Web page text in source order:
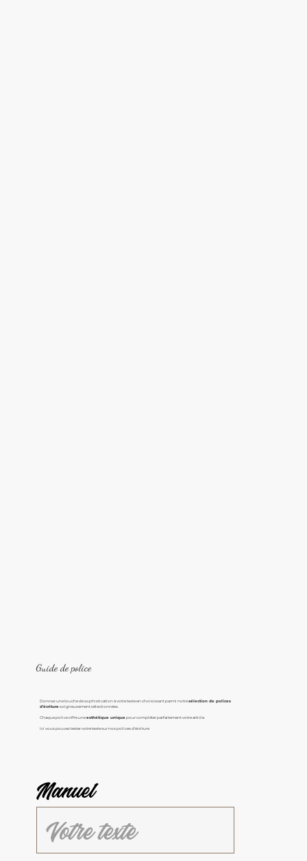
Guide de police
Donnez une touche de sophistication à votre texte en choisissant parmi notresélection de polices
d'écrituresoigneusement sélectionnées.
Chaque police offre uneesthétique uniquepour compléter parfaitement votre article.
Ici vous pouvez tester votre texte sur nos polices d'écriture
Manuel